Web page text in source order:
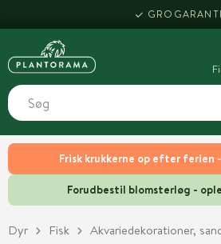
Frisk krukkerne op efter ferien
Forudbestil blomsterløg -
GROGARANTI
Dyr Fisk Akvariedekorationer,